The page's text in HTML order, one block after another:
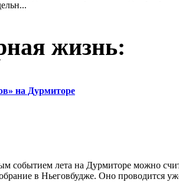
жизнь:
на Дурмиторе
событием лета на Дурмиторе можно
в Ньеговбудже. Оно проводится